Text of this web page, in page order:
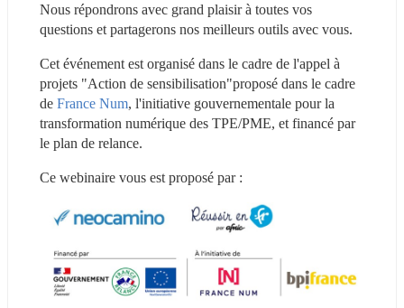
Nous répondrons avec grand plaisir à toutes vos
questions et partagerons nos meilleurs outils avec vous.
Cet événement est organisé dans le cadre de l'appel à
projets "Action de sensibilisation"proposé dans le cadre
de France Num, l'initiative gouvernementale pour la
transformation numérique des TPE/PME, et financé par
le plan de relance.
Ce webinaire vous est proposé par :